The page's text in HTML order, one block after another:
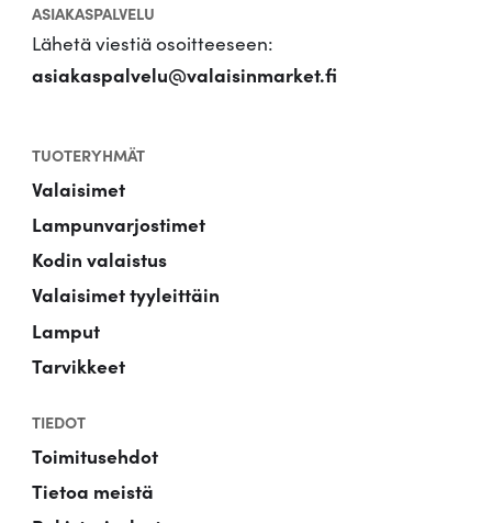
ASIAKASPALVELU
Lähetä viestiä osoitteeseen:
asiakaspalvelu@valaisinmarket.fi
TUOTERYHMÄT
Valaisimet
Lampunvarjostimet
Kodin valaistus
Valaisimet tyyleittäin
Lamput
Tarvikkeet
TIEDOT
Toimitusehdot
Tietoa meistä